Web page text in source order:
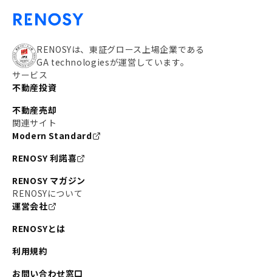
RENOSYは、東証グロース上場企業である
GA technologiesが運営しています。
サービス
不動産投資
不動産売却
関連サイト
Modern Standard
RENOSY 利諾喜
RENOSY マガジン
RENOSYについて
運営会社
RENOSYとは
利用規約
お問い合わせ窓口